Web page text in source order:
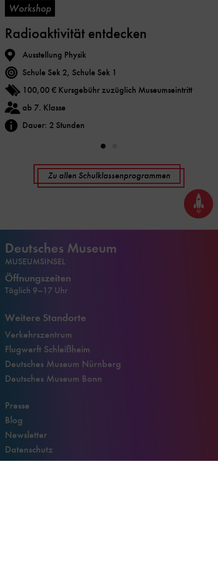
Workshop
Radioaktivität entdecken
Ausstellung Physik
Schule Sek 2, Schule Sek 1
100,00 € Kursgebühr zuzüglich Museumseintritt
ab 7. Klasse
Dauer: 2 Stunden
Zu allen Schulklassenprogrammen
Seite
nach
oben
Deutsches Museum
MUSEUMSINSEL
Öffnungszeiten
Täglich 9–17 Uhr
Weitere Standorte
Verkehrszentrum
Flugwerft Schleißheim
Deutsches Museum Nürnberg
Deutsches Museum Bonn
Presse
Blog
Newsletter
Datenschutz
Impressum